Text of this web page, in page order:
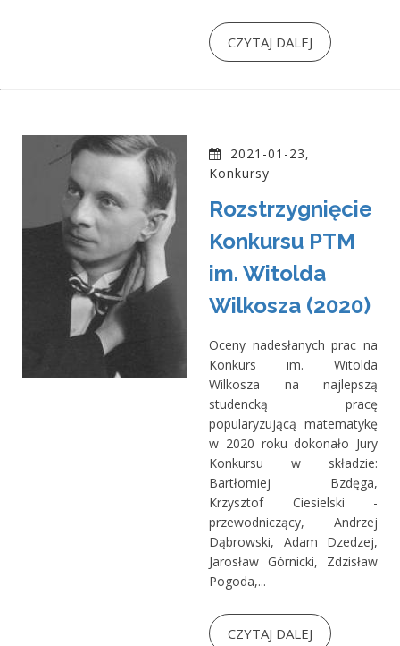
CZYTAJ DALEJ
2021-01-23,
Konkursy
Rozstrzygnięcie
Konkursu PTM
im. Witolda
Wilkosza (2020)
Oceny nadesłanych prac na
Konkurs im. Witolda
Wilkosza na najlepszą
studencką pracę
popularyzującą matematykę
w 2020 roku dokonało Jury
Konkursu w składzie:
Bartłomiej Bzdęga,
Krzysztof Ciesielski -
przewodniczący, Andrzej
Dąbrowski, Adam Dzedzej,
Jarosław Górnicki, Zdzisław
Pogoda,...
CZYTAJ DALEJ